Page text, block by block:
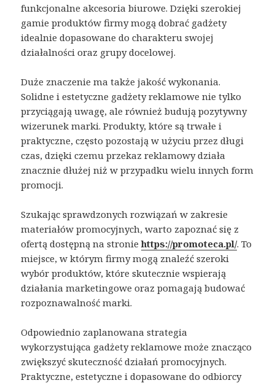
funkcjonalne akcesoria biurowe. Dzięki szerokiej
gamie produktów firmy mogą dobrać gadżety
idealnie dopasowane do charakteru swojej
działalności oraz grupy docelowej.
Duże znaczenie ma także jakość wykonania.
Solidne i estetyczne gadżety reklamowe nie tylko
przyciągają uwagę, ale również budują pozytywny
wizerunek marki. Produkty, które są trwałe i
praktyczne, często pozostają w użyciu przez długi
czas, dzięki czemu przekaz reklamowy działa
znacznie dłużej niż w przypadku wielu innych form
promocji.
Szukając sprawdzonych rozwiązań w zakresie
materiałów promocyjnych, warto zapoznać się z
ofertą dostępną na stroniehttps://promoteca.pl/. To
miejsce, w którym firmy mogą znaleźć szeroki
wybór produktów, które skutecznie wspierają
działania marketingowe oraz pomagają budować
rozpoznawalność marki.
Odpowiednio zaplanowana strategia
wykorzystująca gadżety reklamowe może znacząco
zwiększyć skuteczność działań promocyjnych.
Praktyczne, estetyczne i dopasowane do odbiorcy